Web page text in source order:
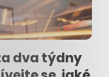
dva týdny